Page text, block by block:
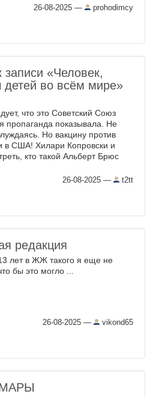
застройка. Это Арбатские
моего папы ...
26-08-2025 — prohodimcy
«Человек,
во всём мире»
что это Советский Союз
пропаганда показывала. Не
Но вакцину против
в США! Хилари Копровски и
кто такой Альберт Брюс
26-08-2025 — t2tt
редакция
лет в ЖЖ такого я еще не
бы это могло ...
26-08-2025 — vikond65